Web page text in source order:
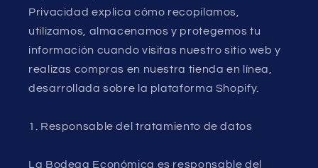
Privacidad explica cómo recopilamos,
utilizamos, almacenamos y protegemos tu
información cuando visitas nuestro sitio web y
realizas compras en nuestra tienda en línea,
desarrollada sobre la plataforma Shopify.
1. Responsable del tratamiento de datos
La Bodega Económica es responsable del